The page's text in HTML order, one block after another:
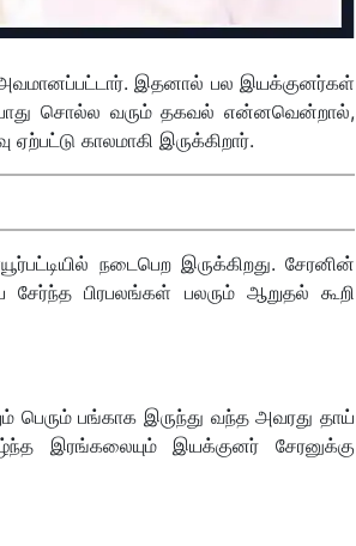
அவமானப்பட்டார். இதனால் பல இயக்குனர்கள்
சொல்ல வரும் தகவல் என்னவென்றால்,
காலமாகி இருக்கிறார்.
நடைபெற இருக்கிறது. சேரனின்
பிரபலங்கள் பலரும் ஆறுதல் கூறி
பெரும் பங்காக இருந்து வந்த அவரது தாய்
இரங்கலையும் இயக்குனர் சேரனுக்கு